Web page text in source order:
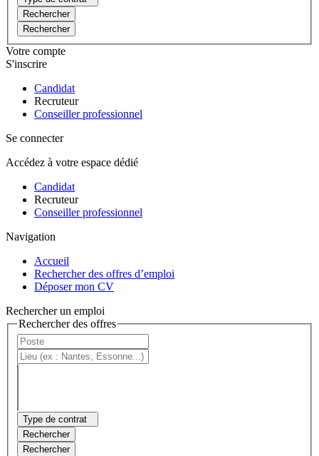
Rechercher
Rechercher
Votre compte
S'inscrire
Candidat
Recruteur
Conseiller professionnel
Se connecter
Accédez à votre espace dédié
Candidat
Recruteur
Conseiller professionnel
Navigation
Accueil
Rechercher des offres d’emploi
Déposer mon CV
Rechercher un emploi
Rechercher des offres
Type de contrat
Rechercher
Rechercher